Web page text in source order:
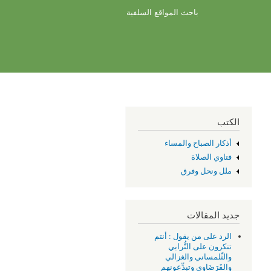
باحث المواقع السلفية
الكتب
أذكار الصباح والمساء
فتاوي الصلاة
ملل ونحل وفرق
جديد المقالات
الرد على من يقول : أنتم
تنكرون على التُّرابي
والتِّلمساني والغزالي
والقَرَضَاوِي وتبدِّعونهم